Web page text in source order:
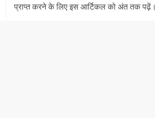
प्राप्त करने के लिए इस आर्टिकल को अंत तक पढ़ें।